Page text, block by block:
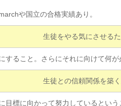
や国立の合格実績あり。
生徒をやる気にさせる
すること。さらにそれに向けて何
生徒との信頼関係を築
目標に向かって努力しているという